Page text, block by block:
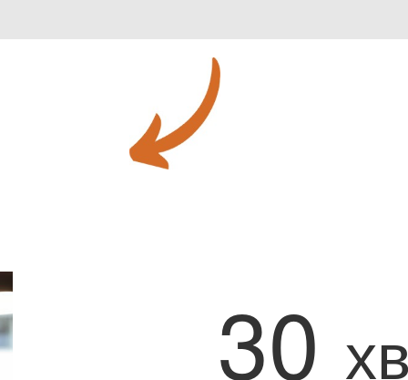
30